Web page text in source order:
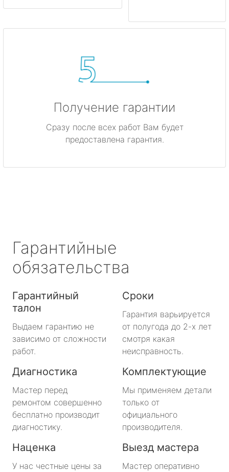
Получение гарантии
Сразу после всех работ Вам будет
предоставлена гарантия.
Гарантийные
обязательства
Гарантийный
талон
Выдаем гарантию не
зависимо от сложности
работ.
Сроки
Гарантия варьируется
от полугода до 2-х лет
смотря какая
неисправность.
Диагностика
Мастер перед
ремонтом совершенно
бесплатно производит
диагностику.
Комплектующие
Мы применяем детали
только от
официального
производителя.
Наценка
У нас честные цены за
Выезд мастера
Мастер оперативно